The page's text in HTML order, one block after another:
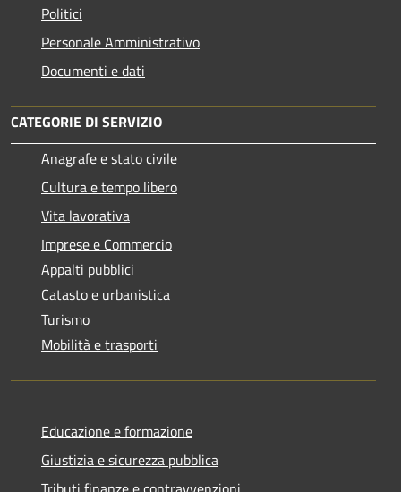
Politici
Personale Amministrativo
Documenti e dati
CATEGORIE DI SERVIZIO
Anagrafe e stato civile
Cultura e tempo libero
Vita lavorativa
Imprese e Commercio
Appalti pubblici
Catasto e urbanistica
Turismo
Mobilità e trasporti
Educazione e formazione
Giustizia e sicurezza pubblica